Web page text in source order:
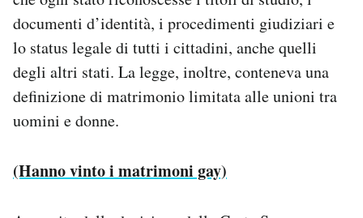
documenti d’identità, i procedimenti giudiziari e
lo status legale di tutti i cittadini, anche quelli
degli altri stati. La legge, inoltre, conteneva una
definizione di matrimonio limitata alle unioni tra
uomini e donne.
(Hanno vinto i matrimoni gay)